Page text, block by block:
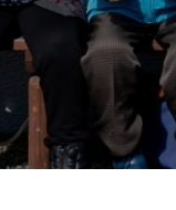
青空散髪
高齢者等共同住宅 みん